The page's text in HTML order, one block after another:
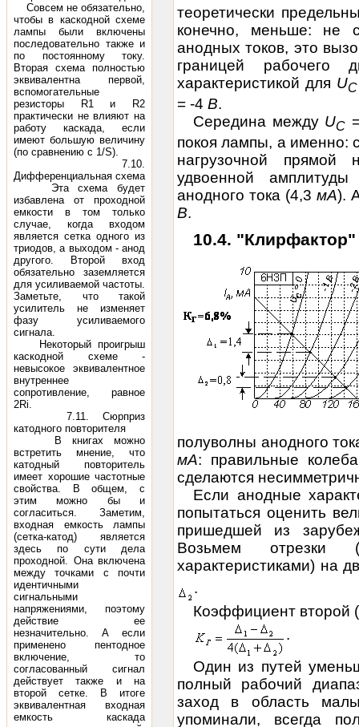
Совсем не обязательно,
чтобы в каскодной схеме
лампы были включены
последовательно также и
по постоянному току.
Вторая схема полностью
эквивалентна первой,
вспомогательные
резисторы R1 и R2
практически не влияют на
работу каскада, если
имеют большую величину
(по сравнению с 1/S).
7.10.
Дифференциальная схема
Эта схема будет
избавлена от проходной
емкости в том только
случае, когда входом
является сетка одного из
триодов, а выходом - анод
другого. Второй вход
обязательно заземляется
для усиливаемой частоты.
Заметьте, что такой
усилитель не изменяет
фазу усиливаемого
сигнала.
Некоторый проигрыш
каскодной схеме -
невысокое эквивалентное
внутреннее
сопротивление, равное
2Ri.
7.11. Сюрприз
катодного повторителя
В книгах можно
встретить мнение, что
катодный повторитель
имеет хорошие частотные
свойства. В общем, с
этим можно бы и
согласиться. Заметим,
входная емкость лампы
(сетка-катод) является
здесь по сути дела
проходной. Она включена
между точками с почти
идентичными
сигнальными
напряжениями, поэтому
действие ее
незначительно. А если
применено пентодное
включение, то
согласованный сигнал
действует также и на
второй сетке. В итоге
эквивалентная входная
емкость каскада
теоретически
конечно, меньше: не
анодных токов, это
границей рабочего
характеристикой для UC
= -4 В.
Середина между UC
покоя лампы, а
нагрузочной прямой
удвоенной
анодного тока (4,3мА).
В.
10.4. "Клирфактор"
полуволны анодного
мА: правильные
сделаются
Если анодные
попытаться оценить
пришедшей из
Возьмем отрезки
характеристиками) на
.
Коэффициент второй
.
Один из путей
полный рабочий
заход в область
упоминали, всегда